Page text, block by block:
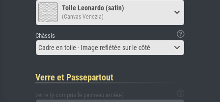
Toile Leonardo (satin)
(Canvas Venezia)
Châssis
Cadre en toile - Image reflétée sur le côté
Verre et Passepartout
verre (y compris le panneau arrière)